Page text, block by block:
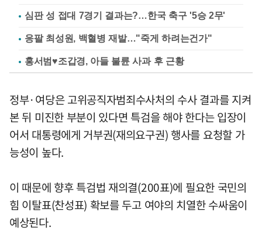
심판 성 접대 7경기 결과는?…한국 축구 '5승 2무'
응팔 최성원, 백혈병 재발…"죽게 하려는건가"
홍서범♥조갑경, 아들 불륜 사과 후 근황
정부·여당은 고위공직자범죄수사처의 수사 결과를 지켜
본 뒤 미진한 부분이 있다면 특검을 해야 한다는 입장이
어서 대통령에게 거부권(재의요구권) 행사를 요청할 가
능성이 높다.
이 때문에 향후 특검법 재의결(200표)에 필요한 국민의
힘 이탈표(찬성표) 확보를 두고 여야의 치열한 수싸움이
예상된다.